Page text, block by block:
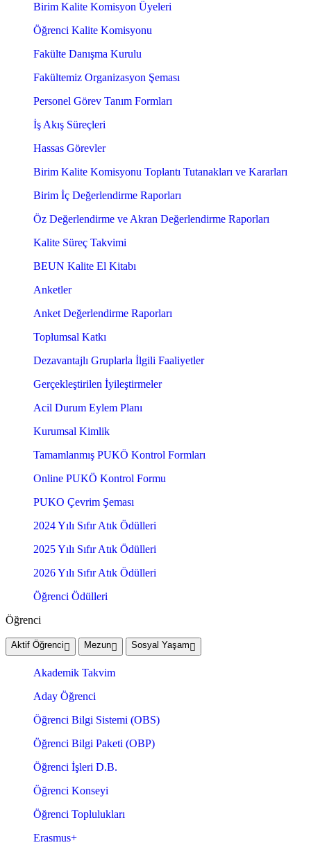
Birim Kalite Komisyon Üyeleri
Öğrenci Kalite Komisyonu
Fakülte Danışma Kurulu
Fakültemiz Organizasyon Şeması
Personel Görev Tanım Formları
İş Akış Süreçleri
Hassas Görevler
Birim Kalite Komisyonu Toplantı Tutanakları ve Kararları
Birim İç Değerlendirme Raporları
Öz Değerlendirme ve Akran Değerlendirme Raporları
Kalite Süreç Takvimi
BEUN Kalite El Kitabı
Anketler
Anket Değerlendirme Raporları
Toplumsal Katkı
Dezavantajlı Gruplarla İlgili Faaliyetler
Gerçekleştirilen İyileştirmeler
Acil Durum Eylem Planı
Kurumsal Kimlik
Tamamlanmış PUKÖ Kontrol Formları
Online PUKÖ Kontrol Formu
PUKO Çevrim Şeması
2024 Yılı Sıfır Atık Ödülleri
2025 Yılı Sıfır Atık Ödülleri
2026 Yılı Sıfır Atık Ödülleri
Öğrenci Ödülleri
Öğrenci
Aktif Öğrenci Mezun Sosyal Yaşam
Akademik Takvim
Aday Öğrenci
Öğrenci Bilgi Sistemi (OBS)
Öğrenci Bilgi Paketi (OBP)
Öğrenci İşleri D.B.
Öğrenci Konseyi
Öğrenci Toplulukları
Erasmus+